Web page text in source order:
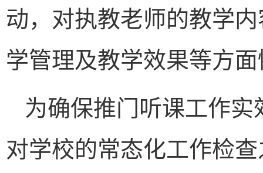
动，对执教老师的教学
学管理及教学效果等方
为确保推门听课工作
对学校的常态化工作检